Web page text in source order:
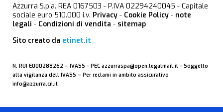
Azzurra S.p.a. REA 0167503 - P.IVA 02294240045 - Capitale
sociale euro 510.000 i.v. Privacy - Cookie Policy - note
legali - Condizioni di vendita - sitemap
Sito creato da etinet.it
N. RUI E000288262 – IVASS - PEC azzurraspa@open.legalmail.it - Soggetto
alla vigilanza dell’IVASS – Per reclami in ambito assicurativo
info@azzurra.cn.it